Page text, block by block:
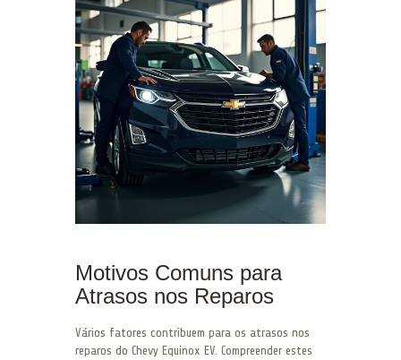
Motivos Comuns para
Atrasos nos Reparos
Vários fatores contribuem para os atrasos nos
reparos do Chevy Equinox EV. Compreender estes